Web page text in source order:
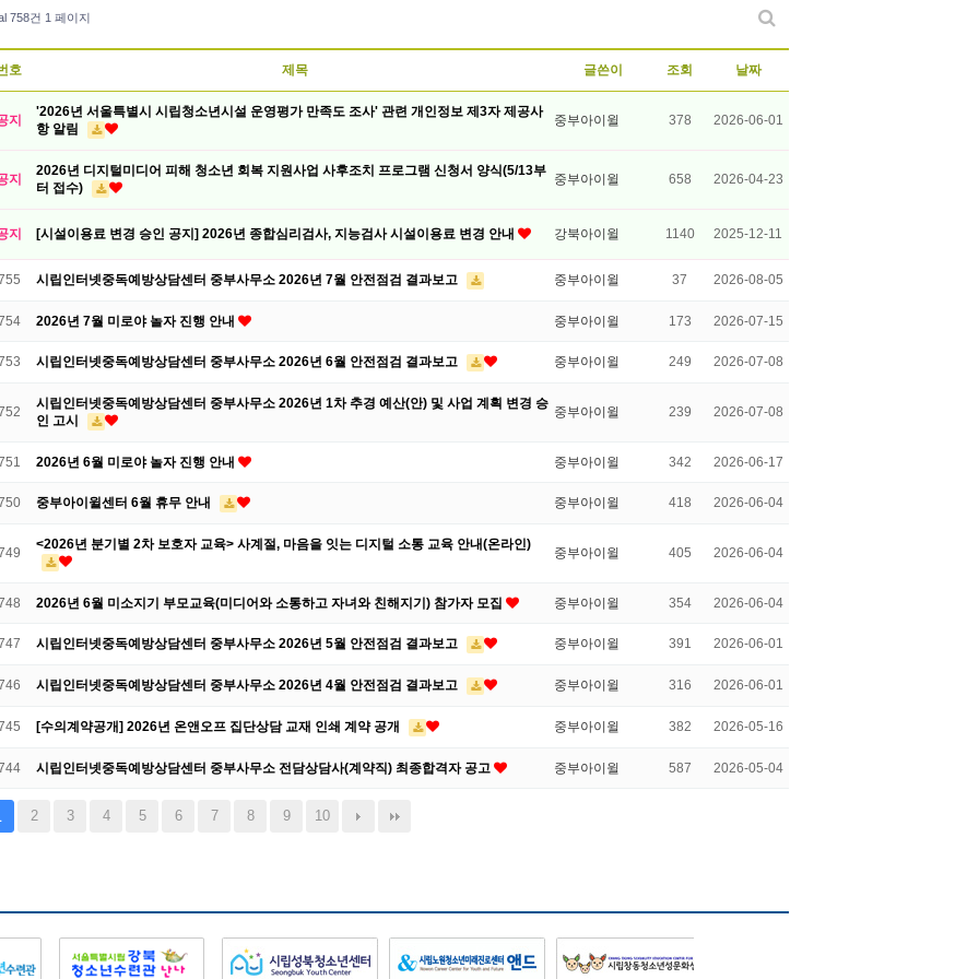
758건 1 페이지
호 제목 글쓴이 조회 날짜
지
'2026년 서울특별시 시립청소년시설 운영평가 만족도 조사' 관련 개인정보 제3자 제공사
항 알림
중부아이윌 378 2026-06-01
지
2026년 디지털미디어 피해 청소년 회복 지원사업 사후조치 프로그램 신청서 양식(5/13부
터 접수)
중부아이윌 658 2026-04-23
지 [시설이용료 변경 승인 공지] 2026년 종합심리검사, 지능검사 시설이용료 변경 안내 강북아이윌 1140 2025-12-11
시립인터넷중독예방상담센터 중부사무소 2026년 7월 안전점검 결과보고 중부아이윌 37 2026-08-05
2026년 7월 미로야 놀자 진행 안내 중부아이윌 173 2026-07-15
시립인터넷중독예방상담센터 중부사무소 2026년 6월 안전점검 결과보고 중부아이윌 249 2026-07-08
시립인터넷중독예방상담센터 중부사무소 2026년 1차 추경 예산(안) 및 사업 계획 변경 승
인 고시
중부아이윌 239 2026-07-08
2026년 6월 미로야 놀자 진행 안내 중부아이윌 342 2026-06-17
중부아이윌센터 6월 휴무 안내 중부아이윌 418 2026-06-04
<2026년 분기별 2차 보호자 교육> 사계절, 마음을 잇는 디지털 소통 교육 안내(온라인)
중부아이윌 405 2026-06-04
2026년 6월 미소지기 부모교육(미디어와 소통하고 자녀와 친해지기) 참가자 모집 중부아이윌 354 2026-06-04
시립인터넷중독예방상담센터 중부사무소 2026년 5월 안전점검 결과보고 중부아이윌 391 2026-06-01
시립인터넷중독예방상담센터 중부사무소 2026년 4월 안전점검 결과보고 중부아이윌 316 2026-06-01
[수의계약공개] 2026년 온앤오프 집단상담 교재 인쇄 계약 공개 중부아이윌 382 2026-05-16
시립인터넷중독예방상담센터 중부사무소 전담상담사(계약직) 최종합격자 공고 중부아이윌 587 2026-05-04
2 3 4 5 6 7 8 9 10